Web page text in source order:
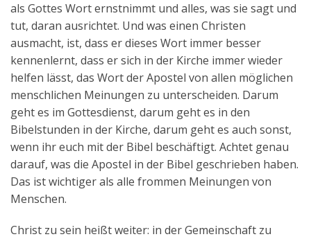
als Gottes Wort ernstnimmt und alles, was sie sagt und
tut, daran ausrichtet. Und was einen Christen
ausmacht, ist, dass er dieses Wort immer besser
kennenlernt, dass er sich in der Kirche immer wieder
helfen lässt, das Wort der Apostel von allen möglichen
menschlichen Meinungen zu unterscheiden. Darum
geht es im Gottesdienst, darum geht es in den
Bibelstunden in der Kirche, darum geht es auch sonst,
wenn ihr euch mit der Bibel beschäftigt. Achtet genau
darauf, was die Apostel in der Bibel geschrieben haben.
Das ist wichtiger als alle frommen Meinungen von
Menschen.
Christ zu sein heißt weiter: in der Gemeinschaft zu